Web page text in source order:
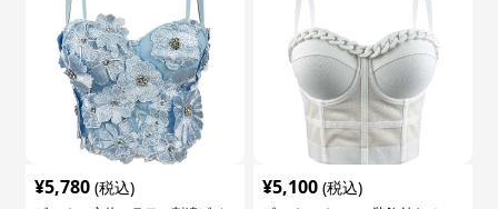
¥5,780 (税込) ¥5,100 (税込)